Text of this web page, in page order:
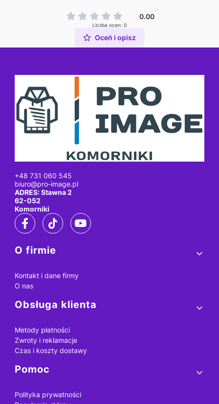
0.00
Liczba ocen: 0
Oceń i opisz
+48 731 060 545
biuro@pro-image.pl
ADRES: Stawna 2
62-052
Komorniki
Linki w stopce
O firmie
Kontakt i dane firmy
O nas
Obsługa klienta
Metody płatności
Zwroty i reklamacje
Czas i koszty dostawy
Pomoc
Polityka prywatności